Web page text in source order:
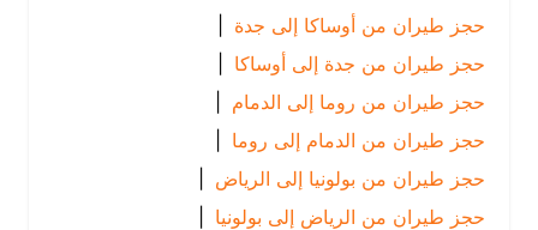
حجز طيران من أوساكا إلى جدة
حجز طيران من جدة إلى أوساكا |
حجز طيران من روما إلى الدمام
|
حجز طيران من الدمام إلى روما
|
حجز طيران من بولونيا إلى الرياض
|
حجز طيران من الرياض إلى بولونيا
|